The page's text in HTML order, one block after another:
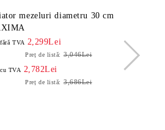
mezeluri diametru 30 cm
TVA 2,299Lei
Preț de listă: 3,046Lei
TVA 2,782Lei
Preț de listă: 3,686Lei